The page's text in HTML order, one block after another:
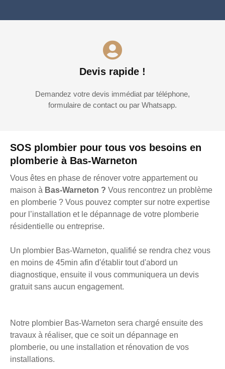
SOS plombier pour tous vos besoins en
plomberie à Bas-Warneton
Vous êtes en phase de rénover votre appartement ou
maison à Bas-Warneton ? Vous rencontrez un problème
en plomberie ? Vous pouvez compter sur notre expertise
pour l’installation et le dépannage de votre plomberie
résidentielle ou entreprise.
Un plombier Bas-Warneton, qualifié se rendra chez vous
en moins de 45min afin d'établir tout d'abord un
diagnostique, ensuite il vous communiquera un devis
gratuit sans aucun engagement.
Notre plombier Bas-Warneton sera chargé ensuite des
travaux à réaliser, que ce soit un dépannage en
plomberie, ou une installation et rénovation de vos
installations.
Devis rapide !
Demandez votre devis immédiat par téléphone,
formulaire de contact ou par Whatsapp.